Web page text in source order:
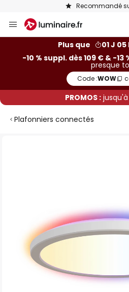
Recommandé
Allez
au
Plus que
01 J 05
-10 % suppl. dès 109 € & -13
presque
Code :WOW
PROMOS :
Plafonniers connectés